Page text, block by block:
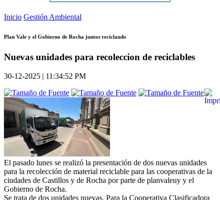
Inicio Gestión Ambiental
Plan Vale y el Gobierno de Rocha juntos reciclando
Nuevas unidades para recoleccion de reciclables
30-12-2025 | 11:34:52 PM
El pasado lunes se realizó la presentación de dos nuevas unidades
para la recolección de material reciclable para las cooperativas de la
ciudades de Castillos y de Rocha por parte de planvaleuy y el
Gobierno de Rocha.
Se trata de dos unidades nuevas. Para la Cooperativa Clasificadora